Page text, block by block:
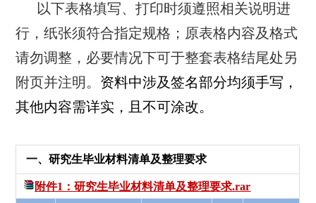
以下表格填写、打印时须遵照相关说明进
行，纸张须符合指定规格；原表格内容及格式
请勿调整，必要情况下可于整套表格结尾处另
附页并注明。 资料中涉及签名部分均须手写，
其他内容需详实，且不可涂改。
一、研究生毕业材料清单及整理要求
附件1：研究生毕业材料清单及整理要求.rar